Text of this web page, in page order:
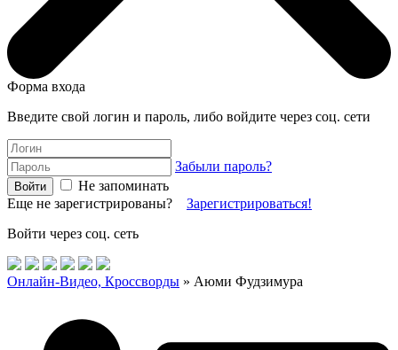
Форма входа
Введите свой логин и пароль, либо войдите через соц. сети
Забыли пароль?
Не запоминать
Еще не зарегистрированы? Зарегистрироваться!
Войти через соц. сеть
Онлайн-Видео, Кроссворды » Аюми Фудзимура